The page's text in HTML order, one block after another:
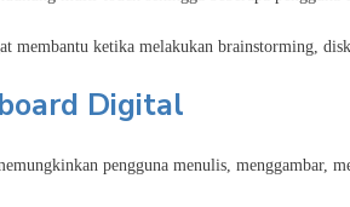
membantu ketika melakukan brainstorming,
Digital
pengguna menulis, menggambar,